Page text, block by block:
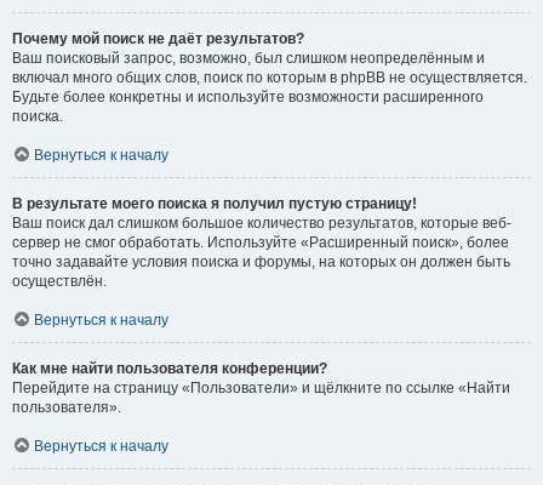
Почему мой поиск не даёт результатов?
Ваш поисковый запрос, возможно, был слишком неопределённым и
включал много общих слов, поиск по которым в phpBB не осуществляется.
Будьте более конкретны и используйте возможности расширенного
поиска.
Вернуться к началу
В результате моего поиска я получил пустую страницу!
Ваш поиск дал слишком большое количество результатов, которые веб-
сервер не смог обработать. Используйте «Расширенный поиск», более
точно задавайте условия поиска и форумы, на которых он должен быть
осуществлён.
Вернуться к началу
Как мне найти пользователя конференции?
Перейдите на страницу «Пользователи» и щёлкните по ссылке «Найти
пользователя».
Вернуться к началу